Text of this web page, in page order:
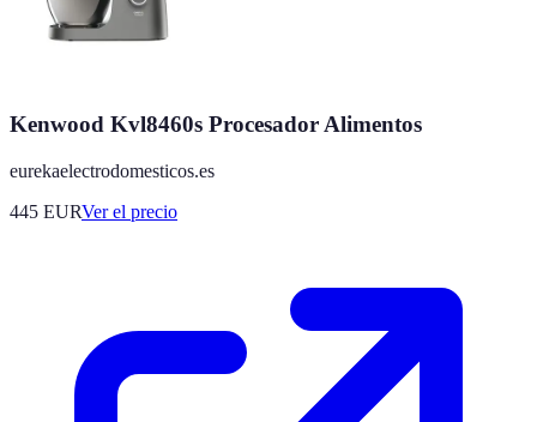
Kenwood Kvl8460s Procesador Alimentos
eurekaelectrodomesticos.es
445 EURVer el precio